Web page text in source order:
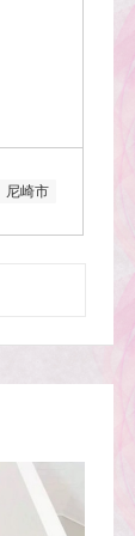
尼崎市